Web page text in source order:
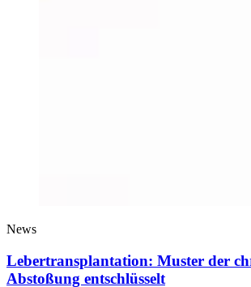
News
Lebertransplantation: Muster der
Abstoßung entschlüsselt